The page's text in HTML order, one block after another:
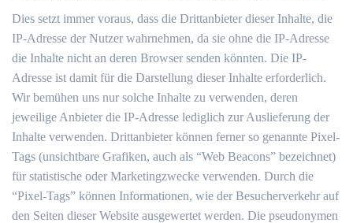
Dies setzt immer voraus, dass die Drittanbieter dieser Inhalte, die
IP-Adresse der Nutzer wahrnehmen, da sie ohne die IP-Adresse
die Inhalte nicht an deren Browser senden könnten. Die IP-
Adresse ist damit für die Darstellung dieser Inhalte erforderlich.
Wir bemühen uns nur solche Inhalte zu verwenden, deren
jeweilige Anbieter die IP-Adresse lediglich zur Auslieferung der
Inhalte verwenden. Drittanbieter können ferner so genannte Pixel-
Tags (unsichtbare Grafiken, auch als “Web Beacons” bezeichnet)
für statistische oder Marketingzwecke verwenden. Durch die
“Pixel-Tags” können Informationen, wie der Besucherverkehr auf
den Seiten dieser Website ausgewertet werden. Die pseudonymen